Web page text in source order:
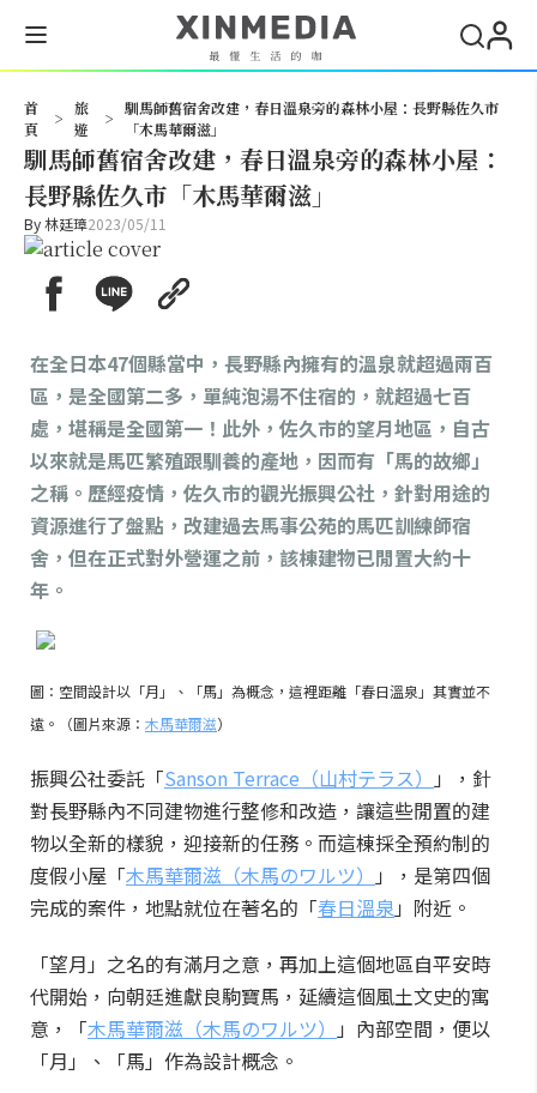
首
頁
>
旅
遊
>
馴馬師舊宿舍改建，春日溫泉旁的森林小屋：長野縣佐久市
「木馬華爾滋」
馴馬師舊宿舍改建，春日溫泉旁的森林小屋：
長野縣佐久市「木馬華爾滋」
By林廷璋2023/05/11
在全日本47個縣當中，長野縣內擁有的溫泉就超過兩百
區，是全國第二多，單純泡湯不住宿的，就超過七百
處，堪稱是全國第一！此外，佐久市的望月地區，自古
以來就是馬匹繁殖跟馴養的產地，因而有「馬的故鄉」
之稱。歷經疫情，佐久市的觀光振興公社，針對用途的
資源進行了盤點，改建過去馬事公苑的馬匹訓練師宿
舍，但在正式對外營運之前，該棟建物已閒置大約十
年。
圖：空間設計以「月」、「馬」為概念，這裡距離「春日溫泉」其實並不
遠。（圖片來源： 木馬華爾滋）
振興公社委託「Sanson Terrace（山村テラス）
」，針
對長野縣內不同建物進行整修和改造，讓這些閒置的建
物以全新的樣貌，迎接新的任務。而這棟採全預約制的
度假小屋「木馬華爾滋（木馬のワルツ）
」，是第四個
完成的案件，地點就位在著名的「春日溫泉」附近。
「望月」之名的有滿月之意，再加上這個地區自平安時
代開始，向朝廷進獻良駒寶馬，延續這個風土文史的寓
意，「木馬華爾滋（木馬のワルツ）
」內部空間，便以
「月」、「馬」作為設計概念。